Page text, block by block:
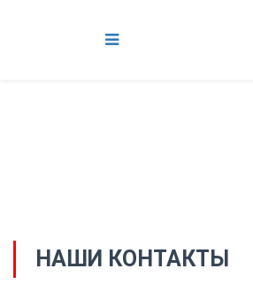
НАШИ КОНТАКТЫ